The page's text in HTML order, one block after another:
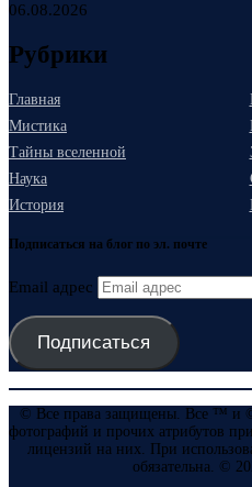
06.08.2026
Рубрики
Главная
Мистика
Тайны вселенной
Наука
История
Подписаться на блог по эл. почте
Email адрес
Подписаться
© Все права защищены. Все ™ и ©
фотографий и прочих атрибутов
лицензий на них. При
обязательна. ©